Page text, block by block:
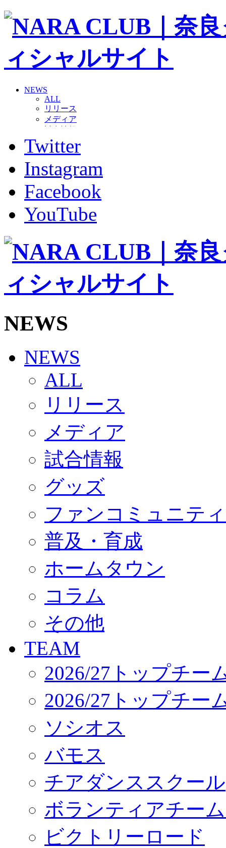
NEWS
ALL
リリース
メディア
グッズ
ファンコミュニティ
ホームタウン
コラム
その他
TEAM
2026/27トップチーム
2026/27トップチームスタッフ
バモス
チアダンススクール
ボランティアチーム「volundeer」
ビクトリーロード
HOMEGAME
観戦ルール＆マナー
Jリーグ運営管理規定
写真・動画使用ガイドライン
SCHEDULE
2026/27
練習見学時のファンサービスについて
TICKET
奈良クラブ明治安田J3リーグ2026/27シーズン試
奈良クラブ明治安田Ｊ3リーグ 2026/27シーズン「
観戦ルール＆マナー
2026/27ファンコミュニティ
サポートショップ
GOODS
オフィシャルストア（実店舗）
オンラインストア
ACADEMY
アカデミーについて
コーチ&スタッフ
ジュニア
ジュニアユース
ユース
練習拠点（ナラディーア）
SCHOOL
CLUB
パートナー募集
クラブ理念
サステナビリティ
Web制作支援
応援プロジェクト
Twitter
Instagram
Facebook
YouTube
NEWS
NEWS
ALL
リリース
メディア
試合情報
グッズ
ファンコミュニティ
普及・育成
ホームタウン
コラム
その他
TEAM
2026/27トップチー
2026/27トップチー
ソシオス
バモス
チアダンススクール
ボランティアチー
ビクトリーロード